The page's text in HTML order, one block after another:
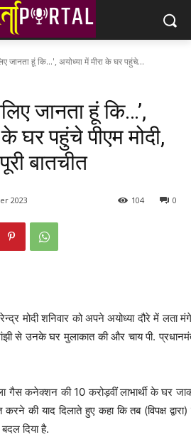
जानता हूं कि...', अयोध्या में मीरा के घर पहुंचे...
जानता हूं कि…’,
घर पहुंचे पीएम मोदी,
बातचीत
2023 0
104
मोदी शनिवार को अपने अयोध्या दौरे में
मांझी से उनके घर मुलाकात की और चाय पी.
कनेक्शन की 10 करोड़वीं लाभार्थी के घर
की याद दिलाते हुए कहा कि तब (विपक्ष
दिया है.